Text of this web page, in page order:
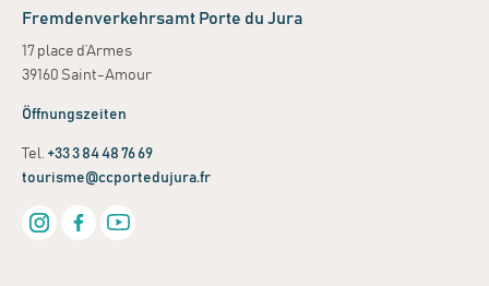
Fremdenverkehrsamt Porte du Jura
17 place d’Armes
39160 Saint-Amour
Öffnungszeiten
Tel. +33 3 84 48 76 69
tourisme@ccportedujura.fr